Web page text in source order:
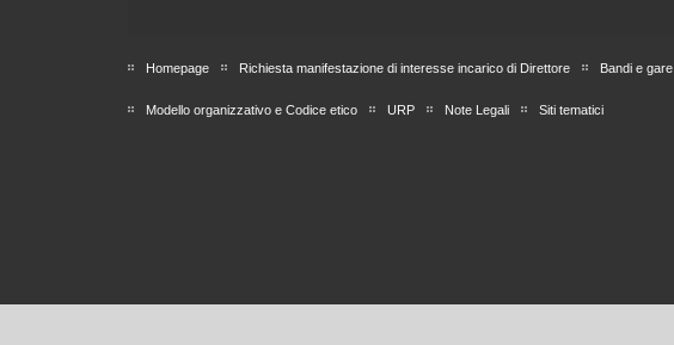
Homepage Richiesta manifestazione di interesse incarico di Direttore Bandi e gare
Modello organizzativo e Codice etico URP Note Legali Siti tematici